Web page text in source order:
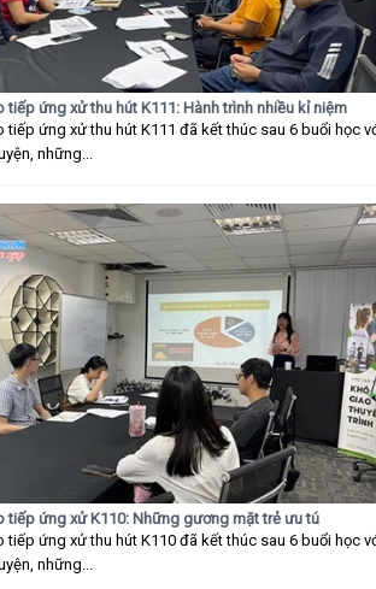
tiếp ứng xử thu hút K111: Hành trình nhiều kỉ niệm
tiếp ứng xử thu hút K111 đã kết thúc sau 6 buổi học
những...
tiếp ứng xử K110: Những gương mặt trẻ ưu tú
tiếp ứng xử thu hút K110 đã kết thúc sau 6 buổi học
những...